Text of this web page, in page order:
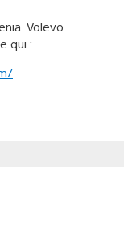
Volevo
qui :